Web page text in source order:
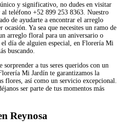
único y significativo, no dudes en visitar
teléfono +52 899 253 8363. Nuestro
de ayudarte a encontrar el arreglo
Ya sea que necesites un ramo de
arreglo floral para un aniversario o
día de alguien especial, en Florería Mi
buscando.
a tus seres queridos con un
Mi Jardín te garantizamos la
flores, así como un servicio excepcional.
ser parte de tus momentos más
Reynosa